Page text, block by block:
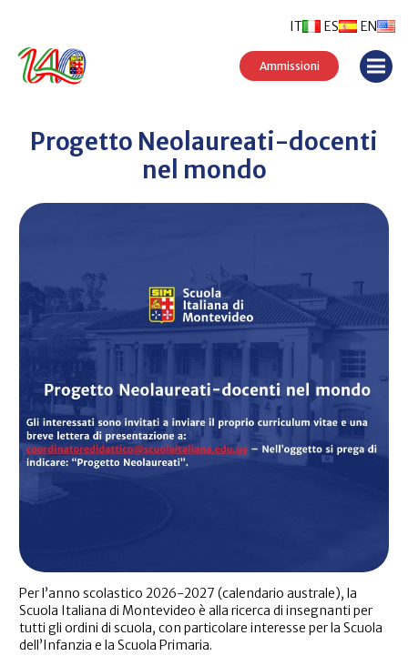
ES EN
IT
Ammissioni
Progetto Neolaureati-docenti
nel mondo
Per l’anno scolastico 2026-2027 (calendario australe), la
Scuola Italiana di Montevideo è alla ricerca di insegnanti per
tutti gli ordini di scuola, con particolare interesse per la Scuola
dell’Infanzia e la Scuola Primaria.